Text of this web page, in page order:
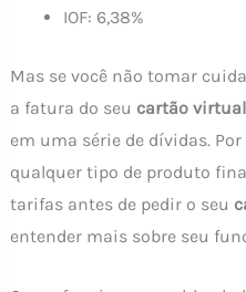
IOF: 6,38%
Mas se você não tomar
a fatura do seu cartão virtual
em uma série de dívidas.
qualquer tipo de produto
tarifas antes de pedir o seu
entender mais sobre seu